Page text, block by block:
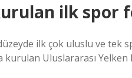
ilk spor
ilk çok uluslu ve tek
kurulan Uluslararası Yelken